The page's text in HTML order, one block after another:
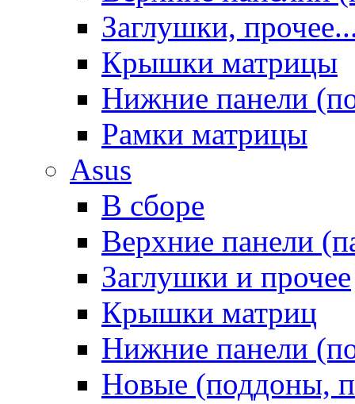
Заглушки,
Крышки матрицы
Нижние панели
Рамки матрицы
Asus
В сборе
Верхние панели
Заглушки и прочее
Крышки матриц
Нижние панели
Новые (поддоны,